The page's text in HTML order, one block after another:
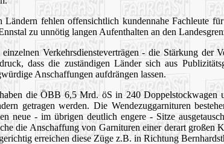
Ländern fehlen offensichtlich kundennahe Fachleute
zu unnötig langen Aufenthalten an den
Verkehrsdiensteverträgen - die Stärkung der
dass die zuständigen Länder sich aus
Anschaffungen aufdrängen lassen.
die ÖBB 6,5 Mrd. öS in 240 Doppelstockwagen
getragen werden. Die Wendezuggarnituren
neue - im übrigen deutlich engere - Sitze
die Anschaffung von Garnituren einer derart großen
erreichen diese Züge z.B. in Richtung